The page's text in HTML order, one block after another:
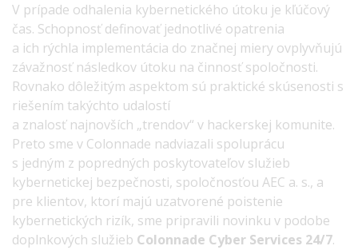
V prípade odhalenia kybernetického útoku je kľúčový
čas. Schopnosť definovať jednotlivé opatrenia
a ich rýchla implementácia do značnej miery ovplyvňujú
závažnosť následkov útoku na činnosť spoločnosti.
Rovnako dôležitým aspektom sú praktické skúsenosti s
riešením takýchto udalostí
a znalosť najnovších „trendov“ v hackerskej komunite.
Preto sme v Colonnade nadviazali spoluprácu
s jedným z popredných poskytovateľov služieb
kybernetickej bezpečnosti, spoločnosťou AEC a. s., a
pre klientov, ktorí majú uzatvorené poistenie
kybernetických rizík, sme pripravili novinku v podobe
doplnkových služieb Colonnade Cyber Services 24/7.